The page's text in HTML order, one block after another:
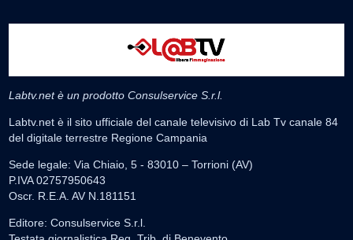
Labtv.net è un prodotto Consulservice S.r.l.
Labtv.net è il sito ufficiale del canale televisivo di Lab Tv canale 84
del digitale terrestre Regione Campania
Sede legale: Via Chiaio, 5 - 83010 – Torrioni (AV)
P.IVA 02757950643
Oscr. R.E.A. AV N.181151
Editore: Consulservice S.r.l.